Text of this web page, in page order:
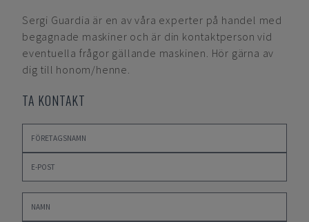
Sergi Guardia är en av våra experter på handel med
begagnade maskiner och är din kontaktperson vid
eventuella frågor gällande maskinen. Hör gärna av
dig till honom/henne.
TA KONTAKT